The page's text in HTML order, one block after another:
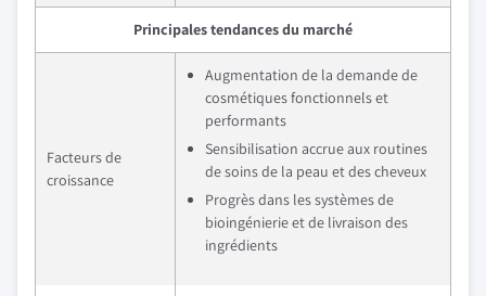
Principales tendances du marché
Facteurs de
croissance
Augmentation de la demande de
cosmétiques fonctionnels et
performants
Sensibilisation accrue aux routines
de soins de la peau et des cheveux
Progrès dans les systèmes de
bioingénierie et de livraison des
ingrédients